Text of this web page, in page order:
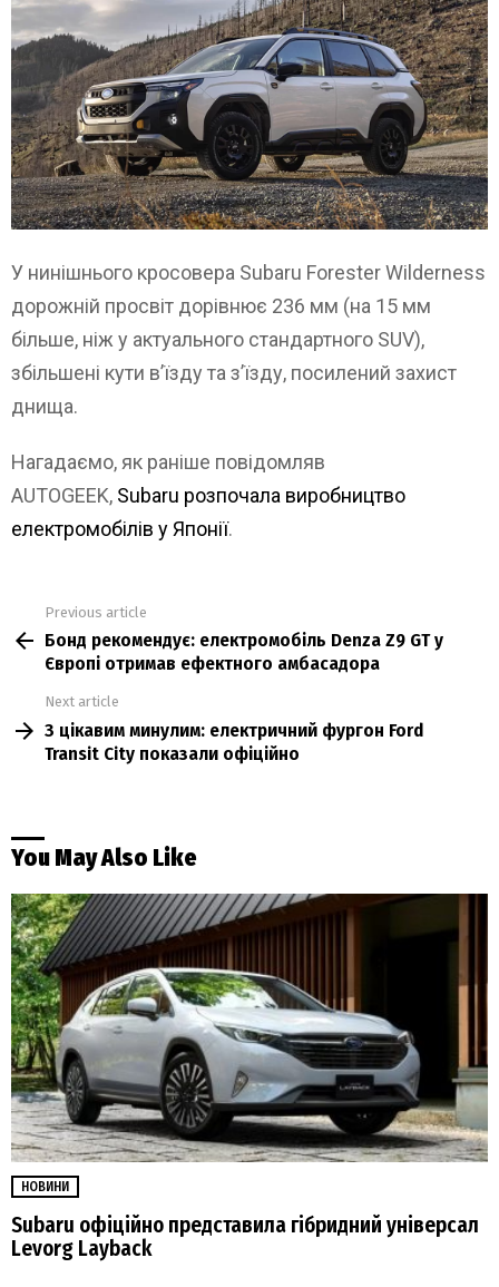
У нинішнього кросовера Subaru Forester Wilderness
дорожній просвіт дорівнює 236 мм (на 15 мм
більше, ніж у актуального стандартного SUV),
збільшені кути в’їзду та з’їзду, посилений захист
днища.
Нагадаємо, як раніше повідомляв
AUTOGEEK, Subaru розпочала виробництво
електромобілів у Японії.
more
Previous article
Бонд рекомендує: електромобіль Denza Z9 GT у
Європі отримав ефектного амбасадора
Next article
З цікавим минулим: електричний фургон Ford
Transit City показали офіційно
You May Also Like
НОВИНИ
Subaru офіційно представила гібридний універсал
Levorg Layback